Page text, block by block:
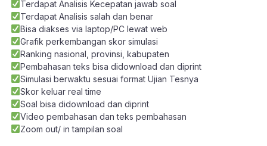
Terdapat Analisis Kecepatan jawab soal
Terdapat Analisis salah dan benar
Bisa diakses via laptop/PC lewat web
Grafik perkembangan skor simulasi
Ranking nasional, provinsi, kabupaten
Pembahasan teks bisa didownload dan diprint
Simulasi berwaktu sesuai format Ujian Tesnya
Skor keluar real time
Soal bisa didownload dan diprint
Video pembahasan dan teks pembahasan
Zoom out/ in tampilan soal